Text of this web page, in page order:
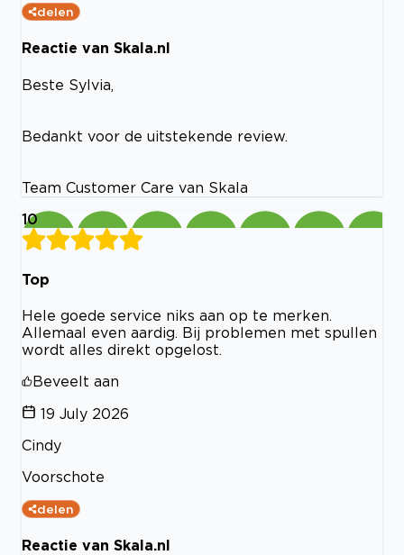
delen
Reactie van Skala.nl
Beste Sylvia,
Bedankt voor de uitstekende review.
Team Customer Care van Skala
10
Top
Hele goede service niks aan op te merken.
Allemaal even aardig. Bij problemen met spullen
wordt alles direkt opgelost.
Beveelt aan
19 July 2026
Cindy
Voorschote
delen
Reactie van Skala.nl